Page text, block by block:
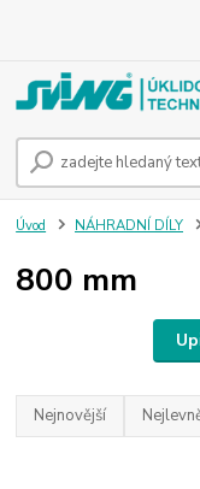
Úvod NÁHRADNÍ DÍLY
800 mm
Nejnovější